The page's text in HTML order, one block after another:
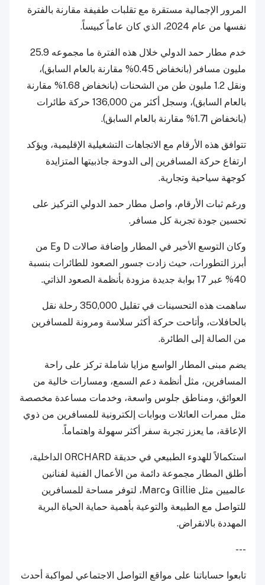
المرور الإجمالية مستقرة مع تقلبات طفيفة مقارنة بالفترة
نفسها من عام 2024، الذي كان عاماً كبيساً.
خدم مطار حمد الدولي خلال هذه الفترة ما مجموعه 25.9
مليون مسافر (بانخفاض 0.45% مقارنة بالعام السابق)،
ونقل 1.2 مليون طن من الشحنات (بانخفاض 1.68% مقارنة
بالعام السابق)، وسجل أكثر من 136,000 حركة طائرات
(بانخفاض 1.71% مقارنة بالعام السابق).
تتوافق هذه الأرقام مع الاتجاهات التشغيلية الإقليمية، ويؤكد
ارتفاع حركة المسافرين إلى الدوحة جاذبيتها المتزايدة
كوجهة سياحية وتجارية.
ورغم ثبات الأرقام، واصل مطار حمد الدولي التركيز على
تحسين جودة تجربة كل مسافر.
وكان التوسع الأخير في المطار وإضافة صالات D وE من
أبرز التطورات، حيث زادت جسور الصعود للطائرات بنسبة
40% عبر 17 بوابة جديدة مزودة بأنظمة الصعود الذاتي.
ساهمت هذه التحسينات في تقليل 350,000 رحلة نقل
بالحافلات، وأتاحت حركة أكثر سلاسة ومرونة للمسافرين
من الصالة إلى الطائرة.
يضم مبنى المطار الواسع مزايا شاملة تركز على راحة
المسافرين، مثل أنظمة دعم السمع، ومسارات خالية من
العوائق، ومناطق جلوس واسعة، وخدمات مساعدة مخصصة
مثل ممرات العائلات وبوابات إلكترونية للمسافرين من ذوي
الإعاقة، ما يعزز تجربة سفر أكثر سهولة واهتماماً.
استكمالاً للهدوء الطبيعي في حديقة ORCHARD الداخلية،
أطلق المطار مجموعة دائمة من الأعمال الفنية لفنانين
عالميين مثل Gillie وMarc، لتوفر مساحة للمسافرين
للتواصل مع الطبيعة والتوعية بأهمية حماية الحياة البرية
المهددة بالانقراض.
---
تابعوا حساباتنا على مواقع التواصل الاجتماعي لمواكبة أحدث